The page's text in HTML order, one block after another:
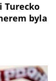
Turecko
byla
8